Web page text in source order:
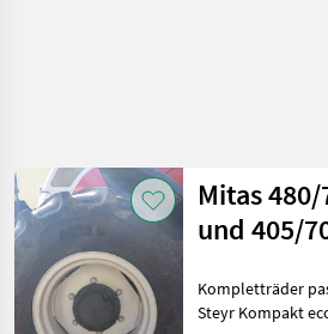
Mitas
und 405/
Kompletträder
Steyr Kompakt